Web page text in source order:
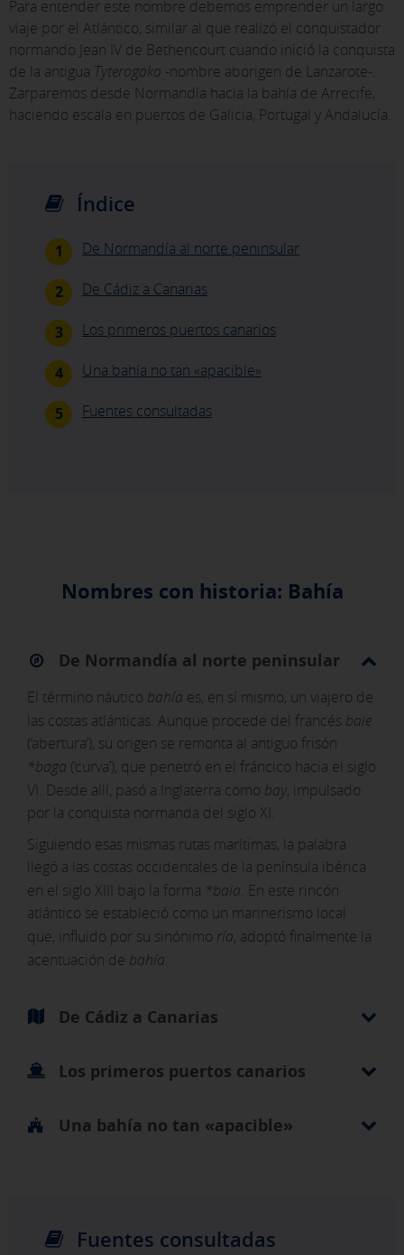
Para entender este nombre debemos emprender un largo
viaje por el Atlántico, similar al que realizó el conquistador
normando Jean IV de Bethencourt cuando inició la conquista
de la antigua Tyterogaka -nombre aborigen de Lanzarote-.
Zarparemos desde Normandía hacia la bahía de Arrecife,
haciendo escala en puertos de Galicia, Portugal y Andalucía.
Índice
1 De Normandía al norte peninsular
2 De Cádiz a Canarias
3 Los primeros puertos canarios
4 Una bahía no tan «apacible»
5 Fuentes consultadas
Nombres con historia: Bahía
De Normandía al norte peninsular
El término náutico bahía es, en sí mismo, un viajero de
las costas atlánticas. Aunque procede del francés baie
(‘abertura’), su origen se remonta al antiguo frisón
*baga (‘curva’), que penetró en el fráncico hacia el siglo
VI. Desde allí, pasó a Inglaterra como bay, impulsado
por la conquista normanda del siglo XI.
Siguiendo esas mismas rutas marítimas, la palabra
llegó a las costas occidentales de la península ibérica
en el siglo XIII bajo la forma *baia . En este rincón
atlántico se estableció como un marinerismo local
que, influido por su sinónimo ría, adoptó finalmente la
acentuación de bahía.
De Cádiz a Canarias
Los primeros puertos canarios
Una bahía no tan «apacible»
Fuentes consultadas
basan en la identificación única de tu navegador y
dispositivo de Internet.
[Ver detalles de las cookies]
GUARDAR CONFIGURACIÓN
política de cookies